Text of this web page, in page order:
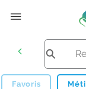
Favoris